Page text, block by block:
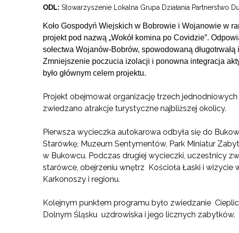
ODL: Stowarzyszenie Lokalna Grupa Działania Partnerstwo
Koło Gospodyń Wiejskich w Bobrowie i Wojanowie w
projekt pod nazwą „Wokół komina po Covidzie”.
sołectwa Wojanów-Bobrów, spowodowaną
Zmniejszenie poczucia izolacji i ponowna integracja
było głównym celem projektu.
Projekt obejmował organizację trzech
zwiedzano atrakcje turystyczne najbliższej okolicy.
Pierwsza wycieczka autokarowa odbyła się do
Starówkę, Muzeum Sentymentów, Park Miniatur
w Bukowcu. Podczas drugiej wycieczki, uczestnicy
starówce, obejrzeniu wnętrz Kościoła Łaski i
Karkonoszy i regionu.
Kolejnym punktem programu było zwiedzanie
Dolnym Śląsku uzdrowiska i jego licznych zabytków.